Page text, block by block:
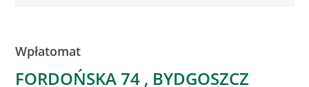
Wpłatomat
FORDOŃSKA 74 , BYDGOSZCZ